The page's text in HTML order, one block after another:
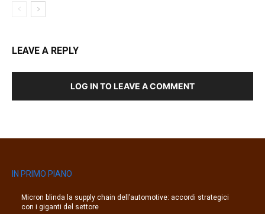
LEAVE A REPLY
LOG IN TO LEAVE A COMMENT
IN PRIMO PIANO
Micron blinda la supply chain dell’automotive: accordi strategici
con i giganti del settore